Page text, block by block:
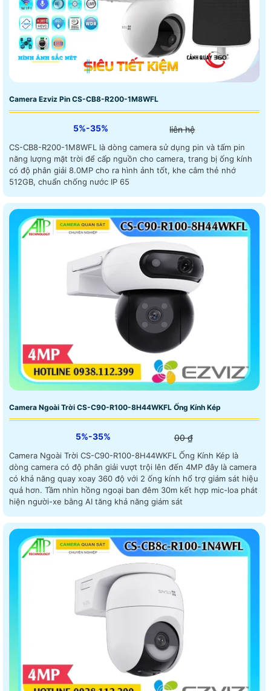
Camera Ezviz Pin CS-CB8-R200-1M8WFL
5%-35% liên hệ
CS-CB8-R200-1M8WFL là dòng camera sử dụng pin và tấm pin
năng lượng mặt trời để cấp nguồn cho camera, trang bị ống kính
có độ phân giải 8.0MP cho ra hình ảnh tốt, khe cắm thẻ nhớ
512GB, chuẩn chống nước IP 65
Camera Ngoài Trời CS-C90-R100-8H44WKFL Ống Kính Kép
5%-35% 00 ₫
Camera Ngoài Trời CS-C90-R100-8H44WKFL Ống Kính Kép là
dòng camera có độ phân giải vượt trội lên đến 4MP đây là camera
có khả năng quay xoay 360 độ với 2 ống kính hổ trợ giám sát hiệu
quả hơn. Tầm nhìn hồng ngoại ban đêm 30m kết hợp mic-loa phát
hiện người-xe bằng AI tăng khả năng giám sát